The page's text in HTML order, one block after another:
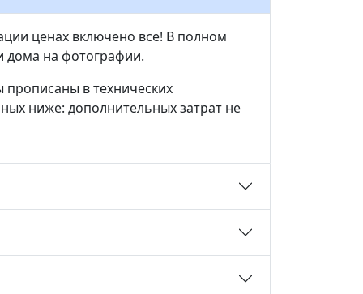
ценах включено все! В полном
дома на фотографии.
в технических
ниже: дополнительных затрат не